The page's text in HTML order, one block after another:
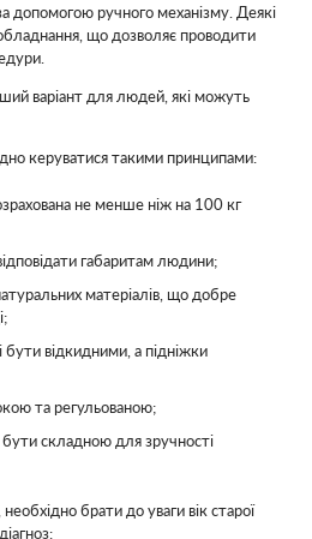
допомогою ручного механізму. Деякі
що дозволяє проводити
варіант для людей, які можуть
керуватися такими принципами:
не менше ніж на 100 кг
габаритам людини;
матеріалів, що добре
бути відкидними, а підніжки
та регульованою;
бути складною для зручності
брати до уваги вік старої